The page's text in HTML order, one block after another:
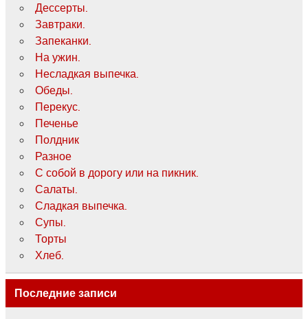
Дессерты.
Завтраки.
Запеканки.
На ужин.
Несладкая выпечка.
Обеды.
Перекус.
Печенье
Полдник
Разное
С собой в дорогу или на пикник.
Салаты.
Сладкая выпечка.
Супы.
Торты
Хлеб.
Последние записи